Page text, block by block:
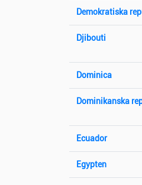
Demokratiska
Djibouti
Dominica
Dominikanska
Ecuador
Egypten